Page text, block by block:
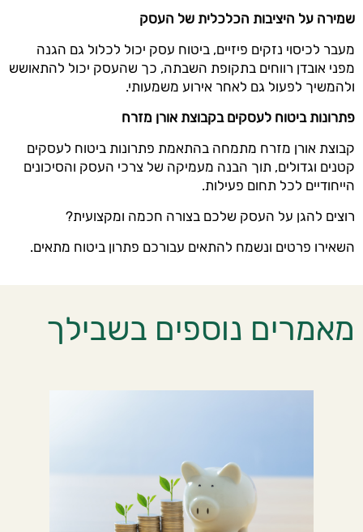
שמירה על היציבות הכלכלית של העסק
מעבר לכיסוי נזקים פיזיים, ביטוח עסק יכול לכלול גם הגנה
מפני אובדן רווחים בתקופת השבתה, כך שהעסק יכול להתאושש
ולהמשיך לפעול גם לאחר אירוע משמעותי.
פתרונות ביטוח לעסקים בקבוצת אורן מזרח
קבוצת אורן מזרח מתמחה בהתאמת פתרונות ביטוח לעסקים
קטנים וגדולים, תוך הבנה מעמיקה של צרכי העסק והסיכונים
הייחודיים לכל תחום פעילות.
רוצים להגן על העסק שלכם בצורה חכמה ומקצועית?
השאירו פרטים ונשמח להתאים עבורכם פתרון ביטוח מתאים.
מאמרים נוספים בשבילך